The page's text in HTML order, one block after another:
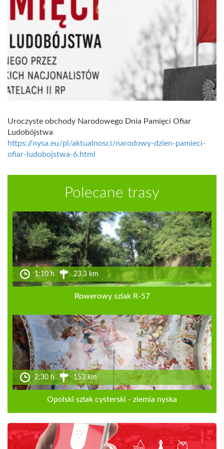
Uroczyste obchody Narodowego Dnia Pamięci Ofiar
Ludobójstwa
https://nysa.eu/pl/aktualnosci/narodowy-dzien-pamieci-
ofiar-ludobojstwa-6.html
Polecane trasy
1:10 h 23.3 km
Rowerowy szlak R-57
2:30 h 153 km
Opolski szlak cysterski - ziemia nyska